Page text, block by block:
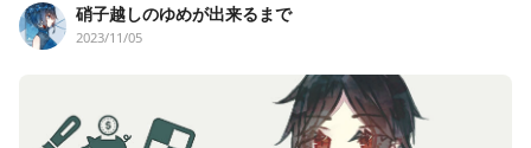
硝子越しのゆめが出来るまで
2023/11/05